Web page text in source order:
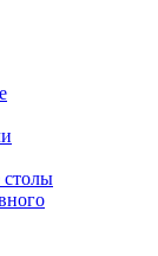
столы